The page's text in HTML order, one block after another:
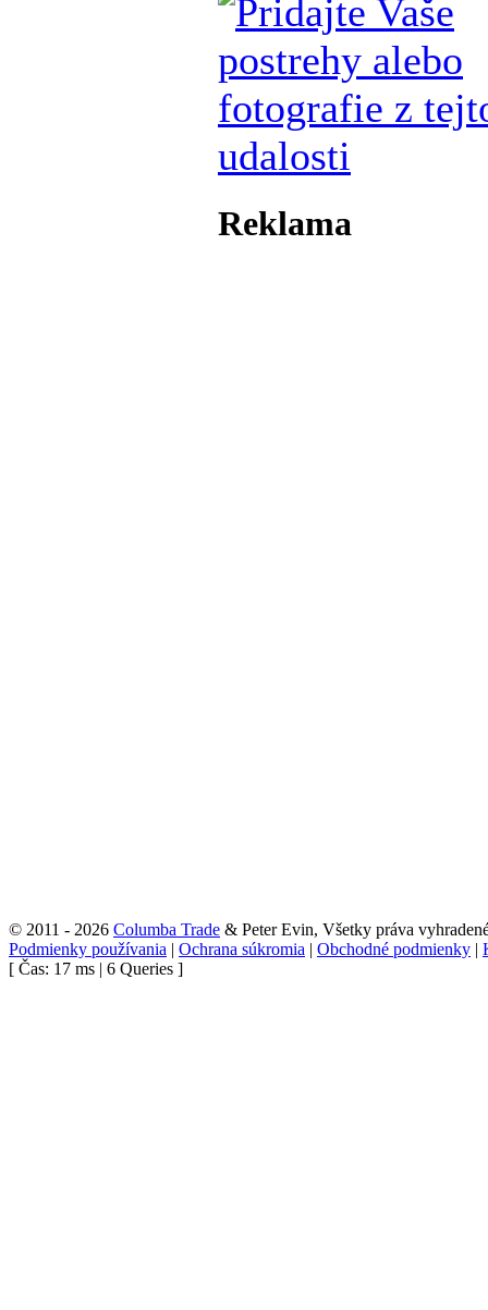
Reklama
© 2011 - 2026 Columba Trade & Peter Evin, Všetky práva
Podmienky používania | Ochrana súkromia | Obchodné podmienky |
[ Čas: 17 ms | 6 Queries ]